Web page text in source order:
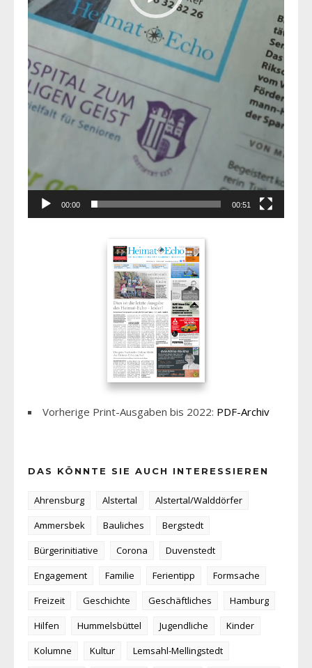
00:00 00:51
Vorherige Print-Ausgaben bis 2022: PDF-Archiv
DAS KÖNNTE SIE AUCH INTERESSIEREN
Ahrensburg Alstertal
Alstertal/Walddörfer
Ammersbek
Bauliches
Bergstedt
Bürgerinitiative
Corona
Duvenstedt
Engagement
Familie Ferientipp
Formsache
Freizeit
Geschichte Geschäftliches
Hamburg
Hilfen
Hummelsbüttel Jugendliche
Kinder
Kolumne
Kultur
Lemsahl-Mellingstedt